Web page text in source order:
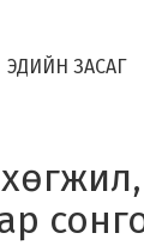
ЭДИЙН ЗАСАГ